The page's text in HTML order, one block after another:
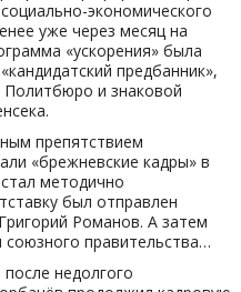
экономического
уже через месяц на
«ускорения» была
предбанник»,
и знаковой
препятствием
«брежневские кадры» в
методично
был отправлен
Романов. А затем
правительства…
недолгого